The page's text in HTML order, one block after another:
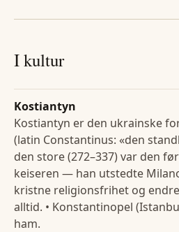
I kultur
Kostiantyn
Kostiantyn er den ukrainske
(latin Constantinus: «den
den store (272–337) var den
keiseren — han utstedte
kristne religionsfrihet og
alltid. • Konstantinopel
ham.